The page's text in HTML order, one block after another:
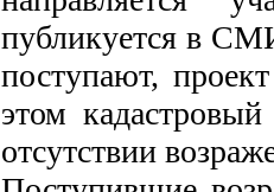
публикуется в
поступают,
этом
отсутствии